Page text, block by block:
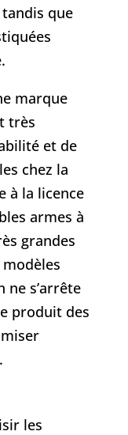
que
marque
très
et de
chez la
à la licence
armes à
grandes
ne s’arrête
produit des
les